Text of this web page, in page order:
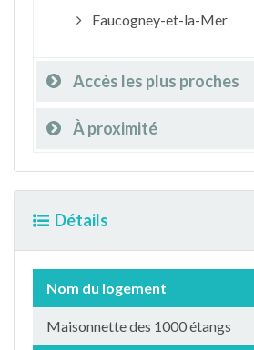
Faucogney-et-la-Mer
Accès les plus proches
À proximité
Détails
Nom du logement
Maisonnette des 1000 étangs